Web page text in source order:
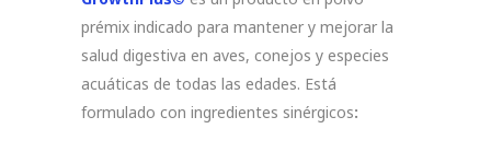
prémix indicado para mantener y mejorar la
salud digestiva en aves, conejos y especies
acuáticas de todas las edades. Está
formulado con ingredientes sinérgicos: